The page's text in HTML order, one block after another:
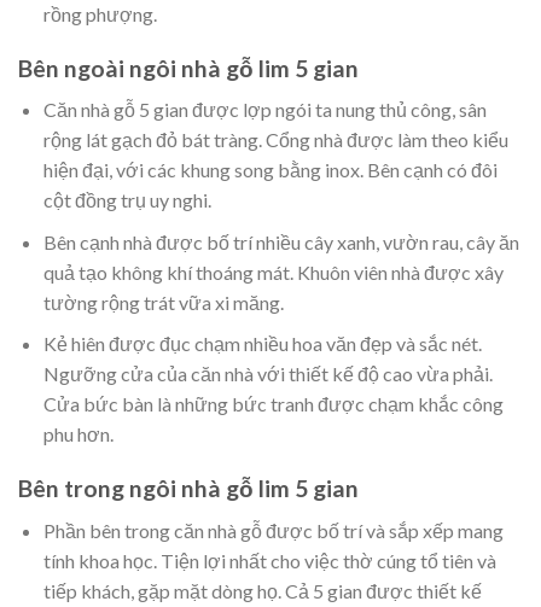
rồng phượng.
Bên ngoài ngôi nhà gỗ lim 5 gian
Căn nhà gỗ 5 gian được lợp ngói ta nung thủ công, sân
rộng lát gạch đỏ bát tràng. Cổng nhà được làm theo kiểu
hiện đại, với các khung song bằng inox. Bên cạnh có đôi
cột đồng trụ uy nghi.
Bên cạnh nhà được bố trí nhiều cây xanh, vườn rau, cây ăn
quả tạo không khí thoáng mát. Khuôn viên nhà được xây
tường rộng trát vữa xi măng.
Kẻ hiên được đục chạm nhiều hoa văn đẹp và sắc nét.
Ngưỡng cửa của căn nhà với thiết kế độ cao vừa phải.
Cửa bức bàn là những bức tranh được chạm khắc công
phu hơn.
Bên trong ngôi nhà gỗ lim 5 gian
Phần bên trong căn nhà gỗ được bố trí và sắp xếp mang
tính khoa học. Tiện lợi nhất cho việc thờ cúng tổ tiên và
tiếp khách, gặp mặt dòng họ. Cả 5 gian được thiết kế